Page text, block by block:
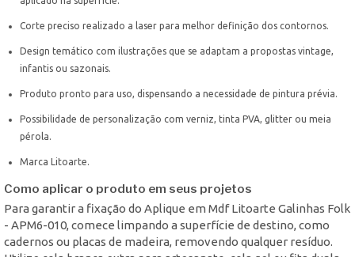
Corte preciso realizado a laser para melhor definição dos contornos.
Design temático com ilustrações que se adaptam a propostas vintage,
infantis ou sazonais.
Produto pronto para uso, dispensando a necessidade de pintura prévia.
Possibilidade de personalização com verniz, tinta PVA, glitter ou meia
pérola.
Marca Litoarte.
Como aplicar o produto em seus projetos
Para garantir a fixação do Aplique em Mdf Litoarte Galinhas Folk
- APM6-010, comece limpando a superfície de destino, como
cadernos ou placas de madeira, removendo qualquer resíduo.